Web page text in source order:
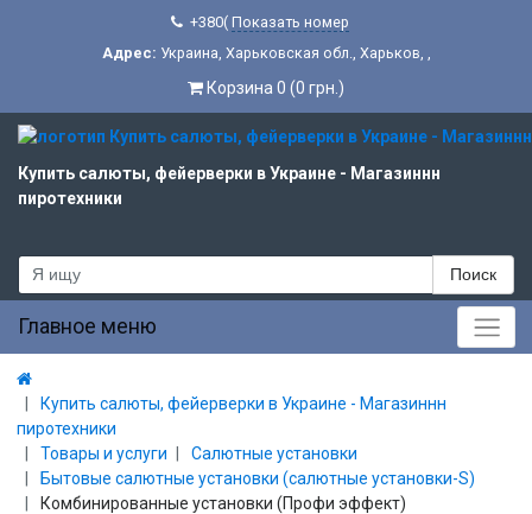
+380( Показать номер
Адрес: Украина, Харьковская обл., Харьков, ,
Корзина 0 (0 грн.)
Купить салюты, фейерверки в Украине - Магазиннн
пиротехники
Поиск
Главное меню
Купить салюты, фейерверки в Украине - Магазиннн
пиротехники
Товары и услуги
Салютные установки
Бытовые салютные установки (салютные установки-S)
Комбинированные установки (Профи эффект)